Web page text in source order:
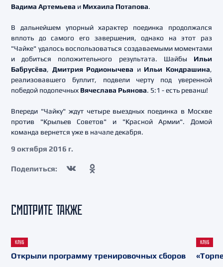
Вадима Артемьева и Михаила Потапова.
В дальнейшем упорный характер поединка продолжался
вплоть до самого его завершения, однако на этот раз
"Чайке" удалось воспользоваться создаваемыми моментами
и добиться положительного результата. Шайбы Ильи
Бабрусёва, Дмитрия Родионычева и Ильи Кондрашина,
реализовавшего буллит, подвели черту под уверенной
победой подопечных Вячеслава Рьянова. 5:1 - есть реванш!
Впереди "Чайку" ждут четыре выездных поединка в Москве
против "Крыльев Советов" и "Красной Армии". Домой
команда вернется уже в начале декабря.
9 октября 2016 г.
Поделиться:
СМОТРИТЕ ТАКЖЕ
КЛУБ
Открыли программу тренировочных сборов
КЛУБ